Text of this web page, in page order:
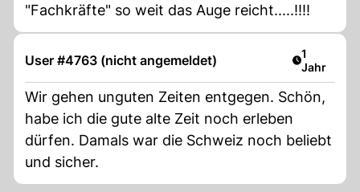
"Fachkräfte" so weit das Auge reicht.....!!!!
User #4763 (nicht angemeldet) Artikel
1
Jahr
Wir gehen unguten Zeiten entgegen. Schön,
habe ich die gute alte Zeit noch erleben
dürfen. Damals war die Schweiz noch beliebt
und sicher.